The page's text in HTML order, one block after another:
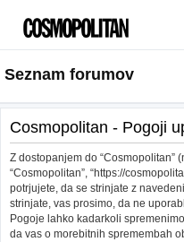
Seznam forumov
Cosmopolitan - Pogoji
Z dostopanjem do “Cosmopolitan”
“Cosmopolitan”, “https://
potrjujete, da se strinjate z
strinjate, vas prosimo, da ne
Pogoje lahko kadarkoli
da vas o morebitnih spremembah